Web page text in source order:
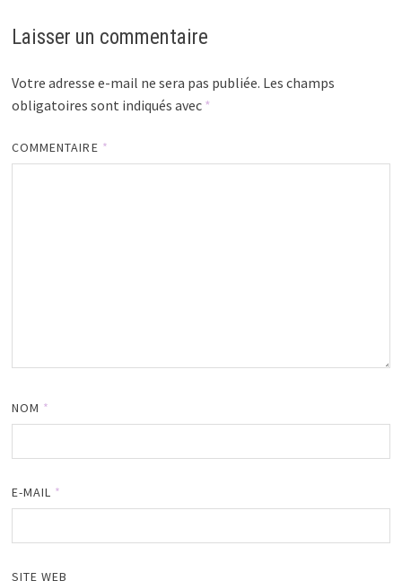
Laisser un commentaire
Votre adresse e-mail ne sera pas publiée. Les champs
obligatoires sont indiqués avec *
COMMENTAIRE *
NOM *
E-MAIL *
SITE WEB